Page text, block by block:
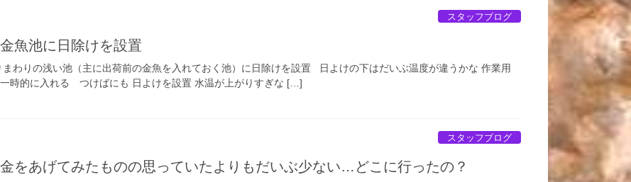
スタッフブログ
魚池に日除けを設置
わりの浅い池（主に出荷前の金魚を入れておく池）に日除けを設置 日よけの下はだいぶ温度が違うかな 作業用
時的に入れる つけばにも 日よけを設置 水温が上がりすぎな […]
スタッフブログ
をあげてみたものの思っていたよりもだいぶ少ない…どこに行ったの？